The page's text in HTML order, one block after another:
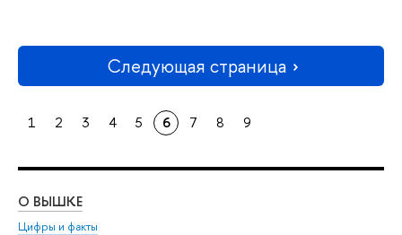
Следующая страница
1 2 3 4 5 6 7 8 9
О ВЫШКЕ
Цифры и факты